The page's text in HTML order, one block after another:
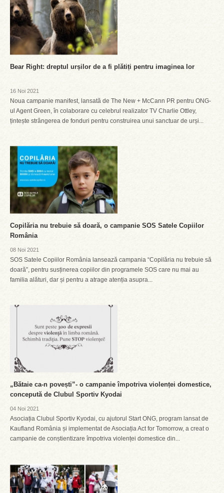
Bear Right: dreptul urșilor de a fi plătiți pentru imaginea lor
16 Noi 2021
Noua campanie manifest, lansată de The New + McCann PR pentru ONG-
ul Agent Green, în colaborare cu celebrul realizator TV Charlie Ottley,
țintește strângerea de fonduri pentru construirea unui sanctuar de urși...
Copilăria nu trebuie să doară, o campanie SOS Satele Copiilor
România
08 Noi 2021
SOS Satele Copiilor România lansează campania “Copilăria nu trebuie să
doară”, pentru susținerea copiilor din programele SOS care nu mai au
familia alături, dar și pentru a atrage atenția asupra...
„Bătaie ca-n povești”- o campanie împotriva violenței domestice,
concepută de Clubul Sportiv Kyodai
04 Noi 2021
Asociația Clubul Sportiv Kyodai, cu ajutorul Start ONG, program lansat de
Kaufland România și implementat de Asociația Act for Tomorrow, a creat o
campanie de conștientizare împotriva violenței domestice din...